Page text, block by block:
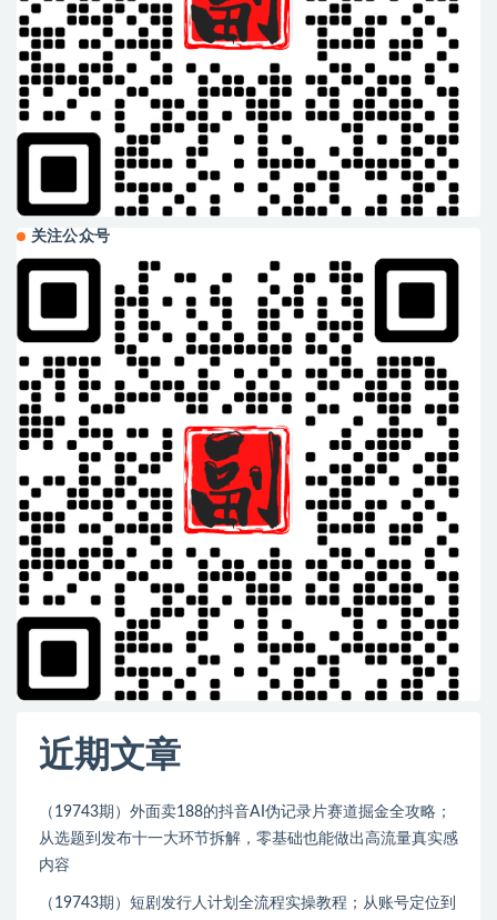
关注公众号
近期文章
（19743期）外面卖188的抖音AI伪记录片赛道掘金全攻略；
从选题到发布十一大环节拆解，零基础也能做出高流量真实感
内容
（19743期）短剧发行人计划全流程实操教程；从账号定位到